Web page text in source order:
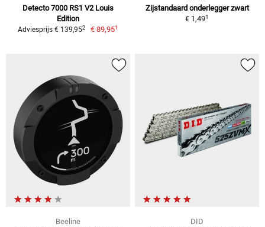
Detecto 7000 RS1 V2 Louis
Edition
Adviesprijs € 139,952 € 89,951
Zijstandaard onderlegger zwart
€ 1,491
Beeline
DID